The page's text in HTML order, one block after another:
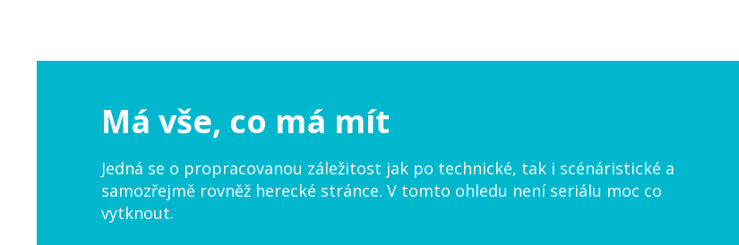
Má vše, co má mít
Jedná se o propracovanou záležitost jak po technické, tak i scénáristické a
samozřejmě rovněž herecké stránce. V tomto ohledu není seriálu moc co
vytknout.